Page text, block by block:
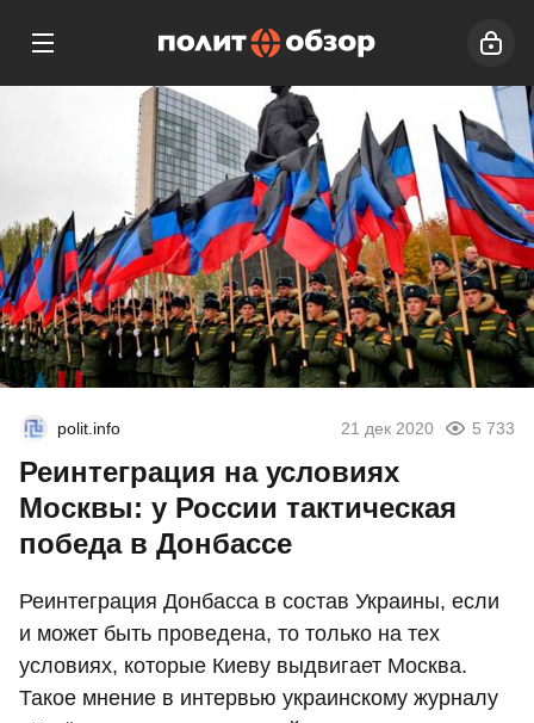
polit.info 21 дек 2020 5 733
Реинтеграция на условиях
Москвы: у России тактическая
победа в Донбассе
Реинтеграция Донбасса в состав Украины, если
и может быть проведена, то только на тех
условиях, которые Киеву выдвигает Москва.
Такое мнение в интервью украинскому журналу